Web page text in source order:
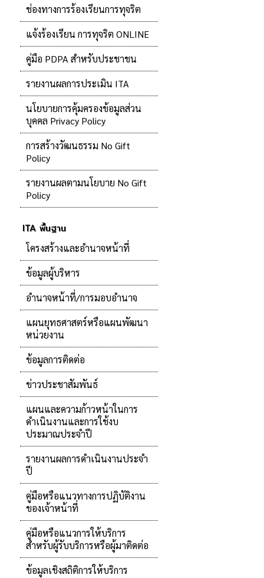
ช่องทางการร้องเรียนการทุจริต
แจ้งร้องเรียน การทุจริต ONLINE
คู่มือ PDPA สำหรับประชาชน
รายงานผลการประเมิน ITA
นโยบายการคุ้มครองข้อมูลส่วน
บุคคล Privacy Policy
การสร้างวัฒนธรรม No Gift
Policy
รายงานผลตามนโยบาย No Gift
Policy
ITA พื้นฐาน
โครงสร้างและอำนาจหน้าที่
ข้อมูลผู้บริหาร
อำนาจหน้าที่/การมอบอำนาจ
แผนยุทธศาสตร์หรือแผนพัฒนา
หน่วยงาน
ข้อมูลการติดต่อ
ข่าวประชาสัมพันธ์
แผนและความก้าวหน้าในการ
ดำเนินงานและการใช้งบ
ประมาณประจำปี
รายงานผลการดำเนินงานประจำ
ปี
คู่มือหรือแนวทางการปฏิบัติงาน
ของเจ้าหน้าที่
คู่มือหรือแนวการให้บริการ
สำหรับผู้รับบริการหรือผู้มาติดต่อ
ข้อมูลเชิงสถิติการให้บริการ